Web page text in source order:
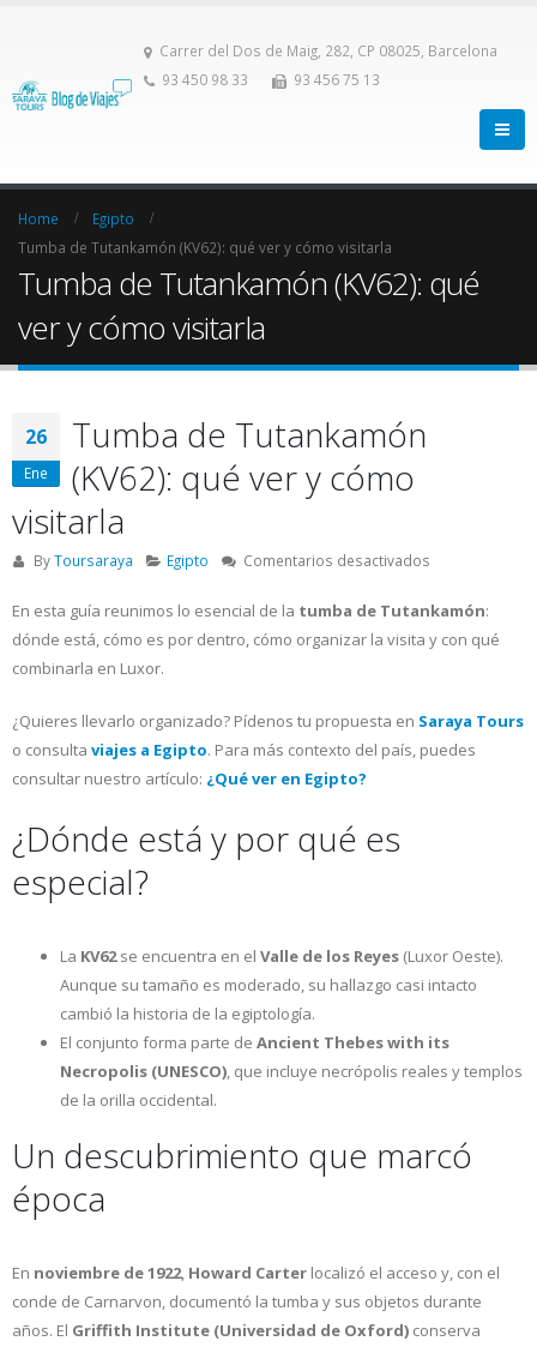
Carrer del Dos de Maig, 282, CP 08025, Barcelona
93 450 98 33
93 456 75 13
Home
Egipto
Tumba de Tutankamón (KV62): qué ver y cómo visitarla
Tumba de Tutankamón (KV62): qué
ver y cómo visitarla
26
Ene
Tumba de Tutankamón
(KV62): qué ver y cómo
visitarla
ByToursaraya Egipto Comentarios desactivados
de
Tutankamón
(KV62):
y
cómo
En esta guía reunimos lo esencial de la tumba de Tutankamón:
dónde está, cómo es por dentro, cómo organizar la visita y con qué
combinarla en Luxor.
¿Quieres llevarlo organizado? Pídenos tu propuesta en Saraya Tours
o consulta viajes a Egipto. Para más contexto del país, puedes
consultar nuestro artículo: ¿Qué ver en Egipto?
¿Dónde está y por qué es
especial?
La KV62se encuentra en el Valle de los Reyes (Luxor Oeste).
Aunque su tamaño es moderado, su hallazgo casi intacto
cambió la historia de la egiptología.
El conjunto forma parte de Ancient Thebes with its
Necropolis (UNESCO), que incluye necrópolis reales y templos
de la orilla occidental.
Un descubrimiento que marcó
época
En noviembre de 1922, Howard Carter localizó el acceso y, con el
conde de Carnarvon, documentó la tumba y sus objetos durante
años. El Griffith Institute (Universidad de Oxford) conserva